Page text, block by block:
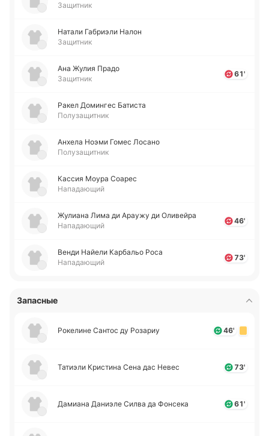
Защитник
Натали Га­бриэ­ли Налон
Защитник
Ана Жулия Прадо
Защитник
61'
Ракел До­ми­нгес Ба­ти­ста
Полузащитник
Анхела Ноэми Гомес Лосано
Полузащитник
Кассия Моура Соарес
Нападающий
Жу­лиа­на Лима ди Араужу ди Оли­вей­ра
Нападающий
46'
Венди Найели Ка­рба­льо Роса
Нападающий
73'
Запасные
Ро­ке­ли­не Сантос ду Ро­за­риу 46'
Та­тиэ­ли Кри­сти­на Сена дас Невес 73'
Да­миа­на Да­ниэ­ле Силва да Фо­нсе­ка 61'